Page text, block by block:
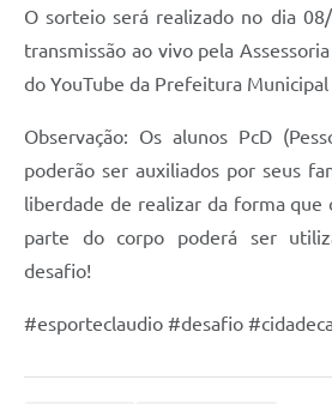
O sorteio será realizado no dia
transmissão ao vivo pela
do YouTube da Prefeitura Municipal
Observação: Os alunos PcD
poderão ser auxiliados por seus
liberdade de realizar da forma que
parte do corpo poderá ser
desafio!
#esporteclaudio #desafio